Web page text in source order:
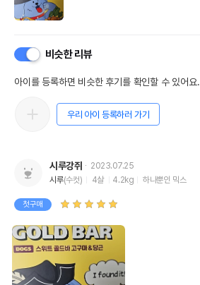
비슷한 리뷰
아이를 등록하면 비슷한 후기를 확인할 수 있어요.
우리 아이 등록하러 가기
시루강쥐
2023.07.25
시루(수컷) 4살 4.2kg 하나뿐인 믹스
첫구매